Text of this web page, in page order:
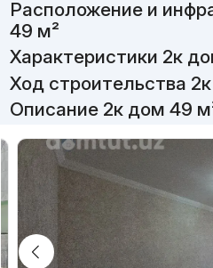
Расположение и
49 м²
Характеристики 2к
Ход строительства
Описание 2к дом 49